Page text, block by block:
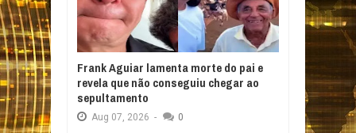
Frank Aguiar lamenta morte do pai e
revela que não conseguiu chegar ao
sepultamento
Aug 07, 2026 - 0